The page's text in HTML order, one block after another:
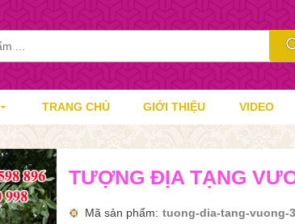
TRANG CHỦ GIỚI THIỆU VIDEO
TƯỢNG ĐỊA TẠNG
Mã sản phẩm tuong-dia-tang-vuong-